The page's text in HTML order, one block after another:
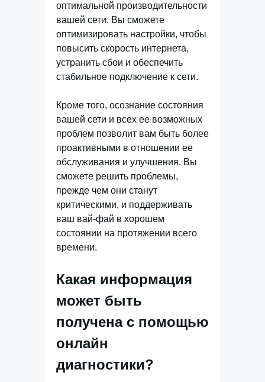
оптимальной производительности
вашей сети. Вы сможете
оптимизировать настройки, чтобы
повысить скорость интернета,
устранить сбои и обеспечить
стабильное подключение к сети.
Кроме того, осознание состояния
вашей сети и всех ее возможных
проблем позволит вам быть более
проактивными в отношении ее
обслуживания и улучшения. Вы
сможете решить проблемы,
прежде чем они станут
критическими, и поддерживать
ваш вай-фай в хорошем
состоянии на протяжении всего
времени.
Какая информация
может быть
получена с помощью
онлайн
диагностики?